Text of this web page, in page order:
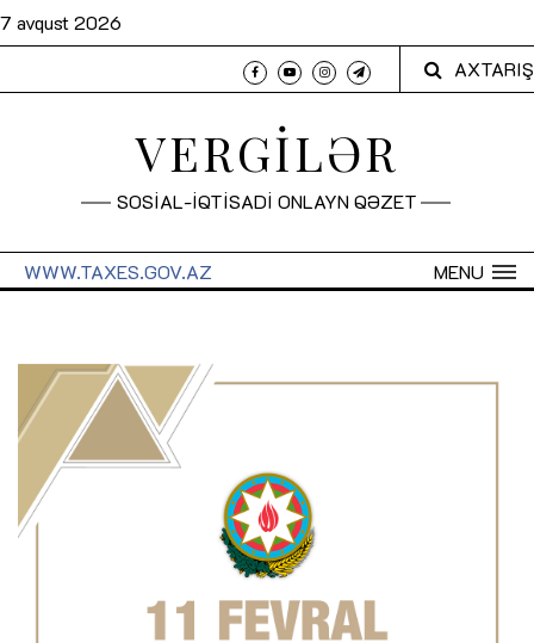
7 avqust 2026
AXTARIŞ
VERGİLƏR
SOSİAL-İQTİSADİ ONLAYN QƏZET
MENU
WWW.TAXES.GOV.AZ